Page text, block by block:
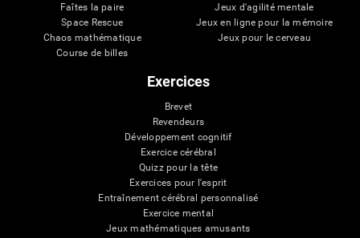
Faîtes la paire
Space Rescue
Chaos mathématique
Course de billes
Jeux d'agilité mentale
Jeux en ligne pour la mémoire
Jeux pour le cerveau
Exercices
Brevet
Revendeurs
Développement cognitif
Exercice cérébral
Quizz pour la tête
Exercices pour l'esprit
Entraînement cérébral personnalisé
Exercice mental
Jeux mathématiques amusants